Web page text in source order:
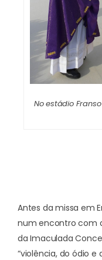
No estádio
Antes da missa em
num encontro com
da Imaculada
“violência, do ódio e